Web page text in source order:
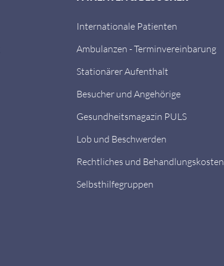
Internationale Patienten
Ambulanzen - Terminvereinbarung
Stationärer Aufenthalt
Besucher und Angehörige
Gesundheitsmagazin PULS
Lob und Beschwerden
Rechtliches und Behandlungskosten
Selbsthilfegruppen